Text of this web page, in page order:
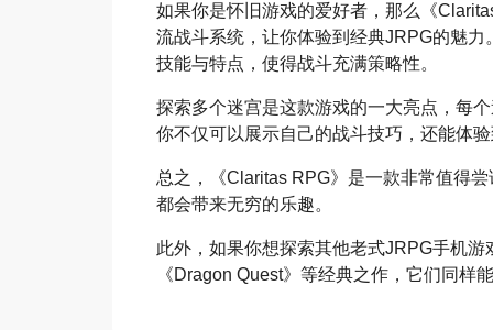
如果你是怀旧游戏的爱好者，那么《
流战斗系统，让你体验到经典JRPG的魅
技能与特点，使得战斗充满策略性。
探索多个迷宫是这款游戏的一大亮点，每
你不仅可以展示自己的战斗技巧，还能体验
总之，《Claritas RPG》是一款非常值得
都会带来无穷的乐趣。
此外，如果你想探索其他老式JRPG手机
《Dragon Quest》等经典之作，它们同样